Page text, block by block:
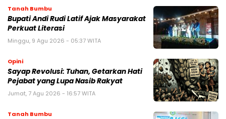
Tanah Bumbu
Bupati Andi Rudi Latif Ajak Masyarakat
Perkuat Literasi
Minggu, 9 Agu 2026 - 05:37 WITA
Opini
Sayap Revolusi: Tuhan, Getarkan Hati
Pejabat yang Lupa Nasib Rakyat
Jumat, 7 Agu 2026 - 16:57 WITA
Tanah Bumbu